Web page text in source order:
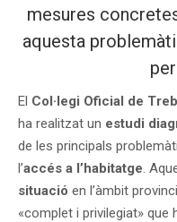
mesures
aquesta
El Col·legi Oficial de
ha realitzat un estudi
de les principals
l’accés a l’habitatge.
situació en l’àmbit
«complet i privilegiat»